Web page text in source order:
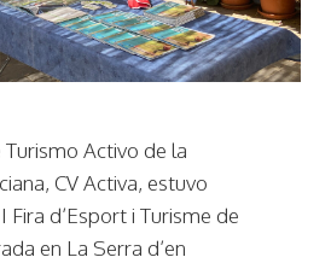
Turismo Activo de la
CV Activa, estuvo
Fira d’Esport i Turisme de
en La Serra d’en